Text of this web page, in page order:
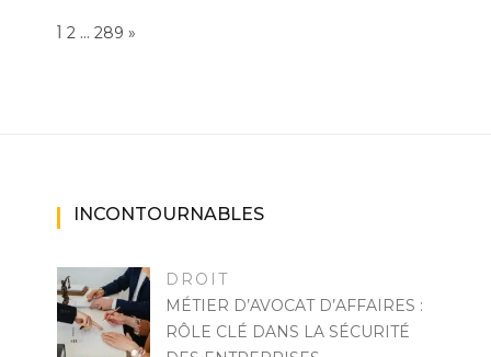
Page:
1 2 … 289 NEXT
»
INCONTOURNABLES
DROIT
MÉTIER D’AVOCAT D’AFFAIRES :
RÔLE CLÉ DANS LA SÉCURITÉ